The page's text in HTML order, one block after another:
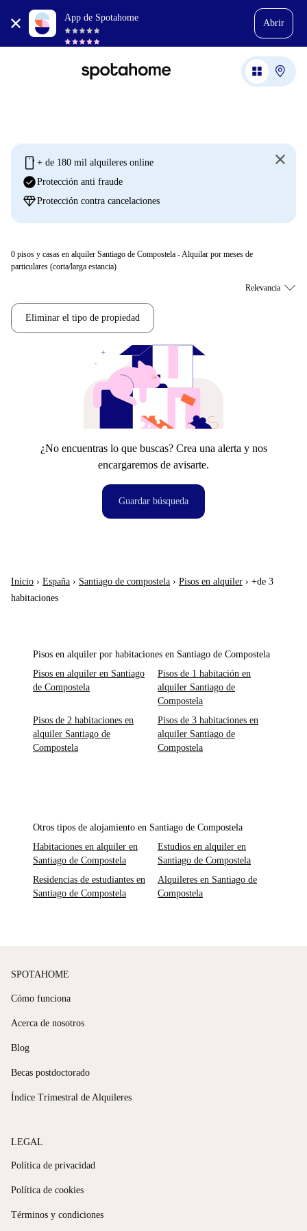
App de Spotahome
Abrir
mobile + de 180 mil alquileres online
check_circleProtección anti fraude
diamondProtección contra cancelaciones
0 pisos y casas en alquiler Santiago de Compostela - Alquilar por meses de
particulares (corta/larga estancia)
Eliminar el tipo de propiedad
¿No encuentras lo que buscas? Crea una alerta y nos
encargaremos de avisarte.
Guardar búsqueda
Inicio › España › Santiago de compostela › Pisos en alquiler › +de 3
habitaciones
Pisos en alquiler por habitaciones en Santiago de Compostela
Pisos en alquiler en Santiago
de Compostela
Pisos de 1 habitación en
alquiler Santiago de
Compostela
Pisos de 2 habitaciones en
alquiler Santiago de
Compostela
Pisos de 3 habitaciones en
alquiler Santiago de
Compostela
Otros tipos de alojamiento en Santiago de Compostela
Habitaciones en alquiler en
Santiago de Compostela
Estudios en alquiler en
Santiago de Compostela
Residencias de estudiantes en
Santiago de Compostela
Alquileres en Santiago de
Compostela
SPOTAHOME
Cómo funciona
Acerca de nosotros
Blog
Becas postdoctorado
Índice Trimestral de Alquileres
LEGAL
Política de privacidad
Política de cookies
Términos y condiciones